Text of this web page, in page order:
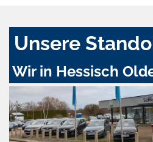
Unsere
Wir in Hessisch